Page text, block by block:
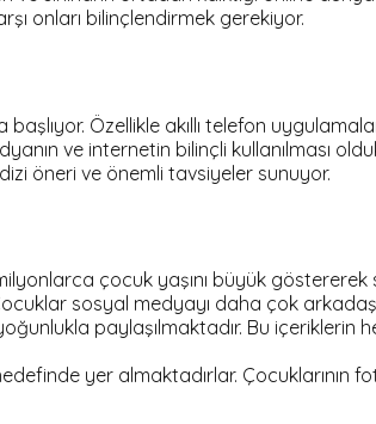
onları bilinçlendirmek gerekiyor.
Özellikle akıllı telefon
ve internetin bilinçli kullanılması
öneri ve önemli tavsiyeler sunuyor.
çocuk yaşını büyük
sosyal medyayı daha çok
paylaşılmaktadır. Bu
yer almaktadırlar. Çocuklarının